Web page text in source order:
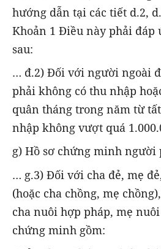
hướng dẫn tại các tiết d.2,
Khoản 1 Điều này phải đáp
sau:
… đ.2) Đối với người ngoài
phải không có thu nhập
quân tháng trong năm từ
nhập không vượt quá
g) Hồ sơ chứng minh người
… g.3) Đối với cha đẻ, mẹ
(hoặc cha chồng, mẹ
cha nuôi hợp pháp, mẹ
chứng minh gồm: